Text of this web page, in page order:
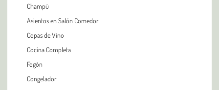
Champú
Asientos en Salón Comedor
Copas de Vino
Cocina Completa
Fogón
Congelador